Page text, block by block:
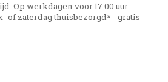
Op werkdagen voor 17.00 uur
of zaterdag thuisbezorgd* - gratis